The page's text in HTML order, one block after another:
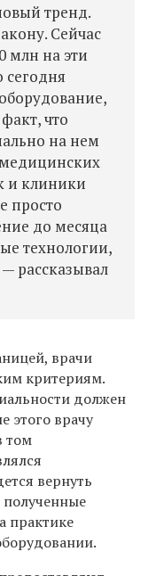
тренд.
Сейчас
млн на эти
сегодня
что
на нем
и клиники
просто
до месяца
технологии,
рассказывал
врачи
критериям.
должен
этого врачу
том
вернуть
практике